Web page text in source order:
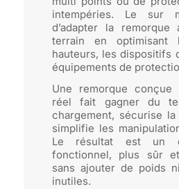
intempéries. Le sur
d’adapter la
terrain en optimisant
hauteurs, les dispositifs
équipements de
Une remorque
réel fait gagner du
chargement, sécurise
simplifie les
Le résultat est un
fonctionnel, plus sûr
sans ajouter de poids
inutiles.